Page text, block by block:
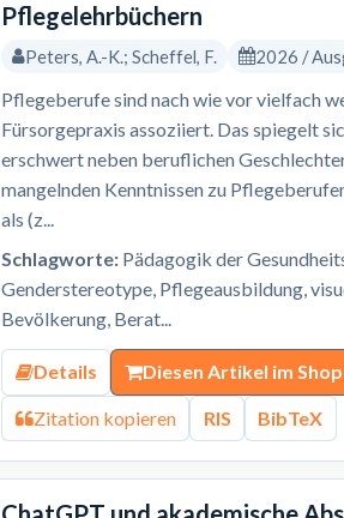
Pflegelehrbüchern
Peters, A.-K.; Scheffel, F. 2026 /
Pflegeberufe sind nach wie vor vielfach
Fürsorgepraxis assoziiert. Das spiegelt
erschwert neben beruflichen
mangelnden Kenntnissen zu
als (z...
Schlagworte: Pädagogik der
Genderstereotype, Pflegeausbildung,
Bevölkerung, Berat...
Details Diesen Artikel im
Zitation kopieren RIS BibTeX